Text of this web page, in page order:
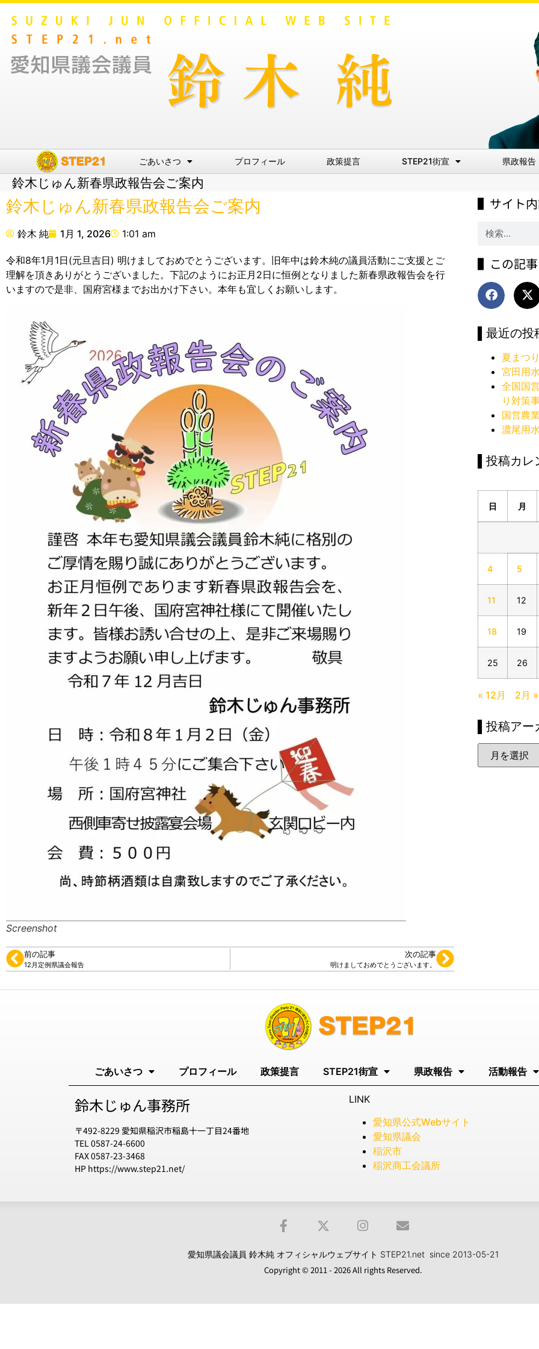
ごあいさつ プロフィール 政策提言 STEP21街宣 県政報告
鈴木じゅん新春県政報告会ご案内
鈴木じゅん新春県政報告会ご案内
鈴木 純 1月 1, 2026 1:01 am
令和8年1月1日(元旦吉日) 明けましておめでとうございます。旧年中は鈴木純の議員活動にご支援とご
理解を頂きありがとうございました。下記のようにお正月2日に恒例となりました新春県政報告会を行
いますので是非、国府宮様までお出かけ下さい。本年も宜しくお願いします。
Screenshot
前の記事
12月定例県議会報告
次の記事
明けましておめでとうございます。
▌サイト
▌この記
▌最近の投
夏まつ
宮田用
全国国
り対策
国営農
濃尾用
▌投稿カ
日 月
4 5
11 12
18 19
25 26
« 12月 2月 »
▌投稿ア
ごあいさつ プロフィール 政策提言 STEP21街宣 県政報告 活動報告
鈴木じゅん事務所
〒492-8229 愛知県稲沢市稲島十一丁目24番地
TEL 0587-24-6600
FAX 0587-23-3468
HP https://www.step21.net/
LINK
愛知県公式Webサイト
愛知県議会
稲沢市
稲沢商工会議所
愛知県議会議員 鈴木純 オフィシャルウェブサイト STEP21.net since 2013-05-21
Copyright © 2011 - 2026 All rights Reserved.